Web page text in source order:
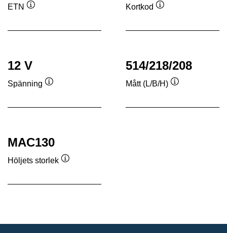
ETN
Kortkod
12 V
Spänning
514/218/208
Mått (L/B/H)
MAC130
Höljets storlek